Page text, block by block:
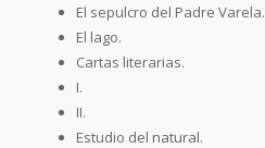
El sepulcro del Padre Varela.
El lago.
Cartas literarias.
I.
II.
Estudio del natural.